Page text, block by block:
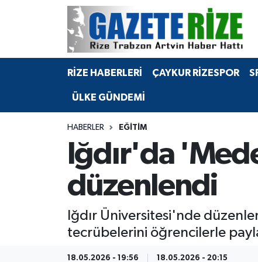
RİZE HABERLERİ ÇAYKUR RİZESPOR
ÜLKE GÜNDEMİ
HABERLER EĞİTİM
Iğdır'da
düzenlendi
Iğdır Üniversitesi'nde
tecrübelerini öğrencilerle
18.05.2026 - 19:56 18.05.2026 - 20:15
BÖLGEMİZ
Bilim Teknoloji
Advertising news
Canlı Maç
Merkez Nöbetçi Eczaneler
Merkez Hava Durumu
Merkez Trafik Yoğunluk Haritası
Tüm Manşetler
Son Dakika Haberleri
Haber Arşivi